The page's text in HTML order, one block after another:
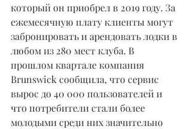
который он приобрел в 2019 году. За
ежемесячную плату клиенты могут
забронировать и арендовать лодки в
любом из 280 мест клуба. В
прошлом квартале компания
Brunswick сообщила, что сервис
вырос до 40 000 пользователей и
что потребители стали более
молодыми среди них значительно